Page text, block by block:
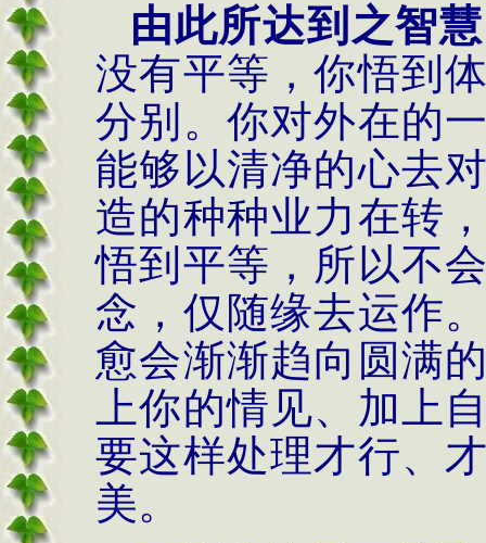
由此所达到之智
没有平等，你悟到
分别。你对外在的
能够以清净的心去
造的种种业力在转
悟到平等，所以不
念，仅随缘去运作
愈会渐渐趋向圆满
上你的情见、加上
要这样处理才行、
美。